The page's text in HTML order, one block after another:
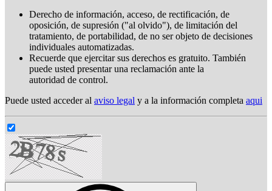
Derecho de información, acceso, de rectificación, de
oposición, de supresión ("al olvido"), de limitación del
tratamiento, de portabilidad, de no ser objeto de decisiones
individuales automatizadas.
Recuerde que ejercitar sus derechos es gratuito. También
puede usted presentar una reclamación ante la
autoridad de control.
Puede usted acceder al aviso legal y a la información completa aqui